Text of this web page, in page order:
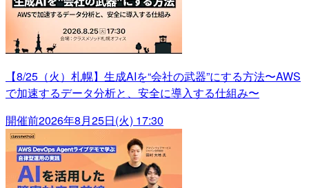
【8/25（火）札幌】生成AIを“会社の武器”にする方法〜AWS
で加速するデータ分析と、安全に導入する仕組み〜
開催前2026年8月25日(火) 17:30